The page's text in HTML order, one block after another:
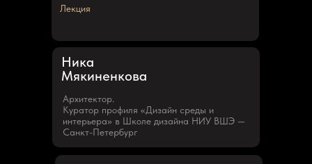
Ника
Мякиненкова
Архитектор.
Куратор профиля «Дизайн среды и
интерьера» в Школе дизайна НИУ ВШЭ —
Санкт-Петербург
Лекция